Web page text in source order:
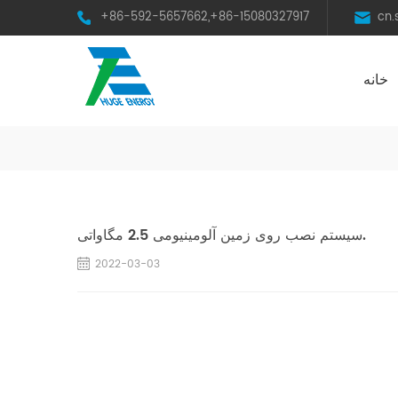
+86-592-5657662,+86-15080327917
خانه
سیستم نصب روی زمین آلومینیومی 2.5 مگاواتی.
2022-03-03